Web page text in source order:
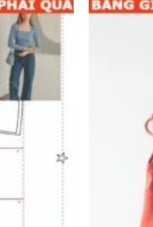
Add to
wishlist